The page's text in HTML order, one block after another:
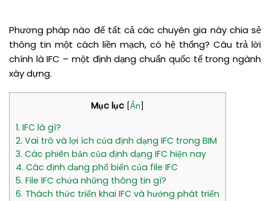
Phương pháp nào để tất cả các chuyên gia này chia sẻ
thông tin một cách liền mạch, có hệ thống? Câu trả lời
chính là IFC – một định dạng chuẩn quốc tế trong ngành
xây dựng.
Mục lục Ẩn
1. IFC là gì?
2. Vai trò và lợi ích của định dạng IFC trong BIM
3. Các phiên bản của định dạng IFC hiện nay
4. Các định dạng phổ biến của file IFC
5. File IFC chứa những thông tin gì?
6. Thách thức triển khai IFC và hướng phát triển